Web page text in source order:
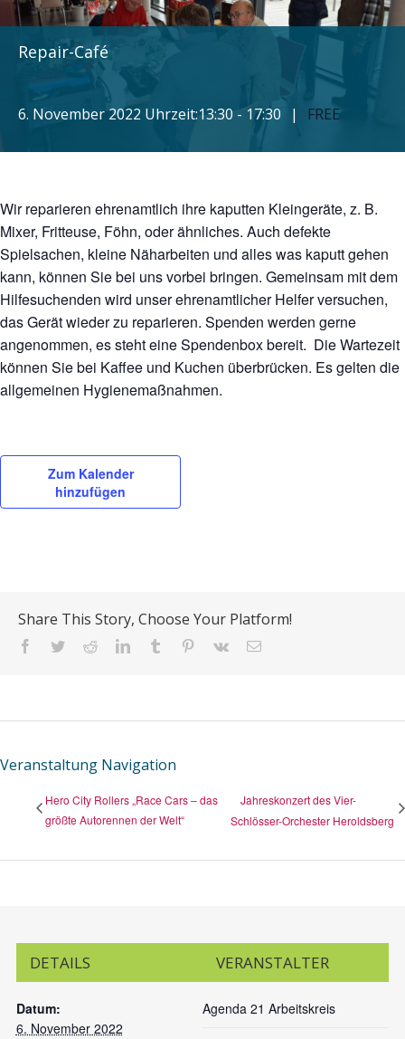
Repair-Café
6. November 2022 Uhrzeit:13:30 -17:30 | FREE
Wir reparieren ehrenamtlich ihre kaputten Kleingeräte, z. B.
Mixer, Fritteuse, Föhn, oder ähnliches. Auch defekte
Spielsachen, kleine Näharbeiten und alles was kaputt gehen
kann, können Sie bei uns vorbei bringen. Gemeinsam mit dem
Hilfesuchenden wird unser ehrenamtlicher Helfer versuchen,
das Gerät wieder zu reparieren. Spenden werden gerne
angenommen, es steht eine Spendenbox bereit. Die Wartezeit
können Sie bei Kaffee und Kuchen überbrücken. Es gelten die
allgemeinen Hygienemaßnahmen.
Zum Kalender
hinzufügen
Share This Story, Choose Your Platform!
Facebook
TwitterRedditLinkedInTumblr Pinterest
Vk
E-
Veranstaltung Navigation
Hero City Rollers „Race Cars – das
größte Autorennen der Welt“
Jahreskonzert des Vier-
Schlösser-Orchester Heroldsberg
DETAILS
Datum:
6. November 2022
VERANSTALTER
Agenda 21 Arbeitskreis